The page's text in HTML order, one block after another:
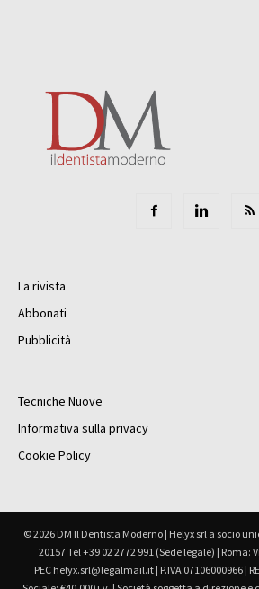
La rivista
Abbonati
Pubblicità
Tecniche Nuove
Informativa sulla privacy
Cookie Policy
© 2026 DM Il Dentista Moderno | Helyx srl a socio
20157 Tel +39 02 2772 991 (Sede legale) | Roma:
PEC helyx.srl@legalmail.it | P.IVA 07106000966 |